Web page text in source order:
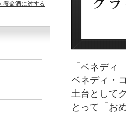
「ベネディ
ベネディ・
土台として
とって「お
養命酒に対する